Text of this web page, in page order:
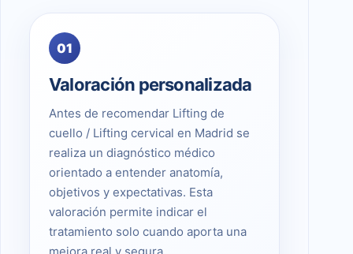
01
Valoración personalizada
Antes de recomendar Lifting de
cuello / Lifting cervical en Madrid se
realiza un diagnóstico médico
orientado a entender anatomía,
objetivos y expectativas. Esta
valoración permite indicar el
tratamiento solo cuando aporta una